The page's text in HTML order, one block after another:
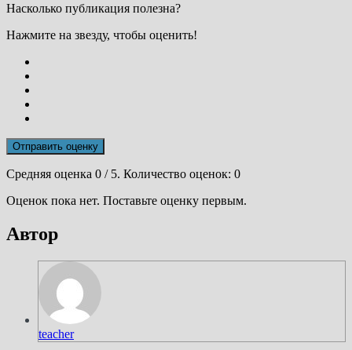
Насколько публикация полезна?
Нажмите на звезду, чтобы оценить!
Отправить оценку
Средняя оценка 0 / 5. Количество оценок: 0
Оценок пока нет. Поставьте оценку первым.
Автор
teacher